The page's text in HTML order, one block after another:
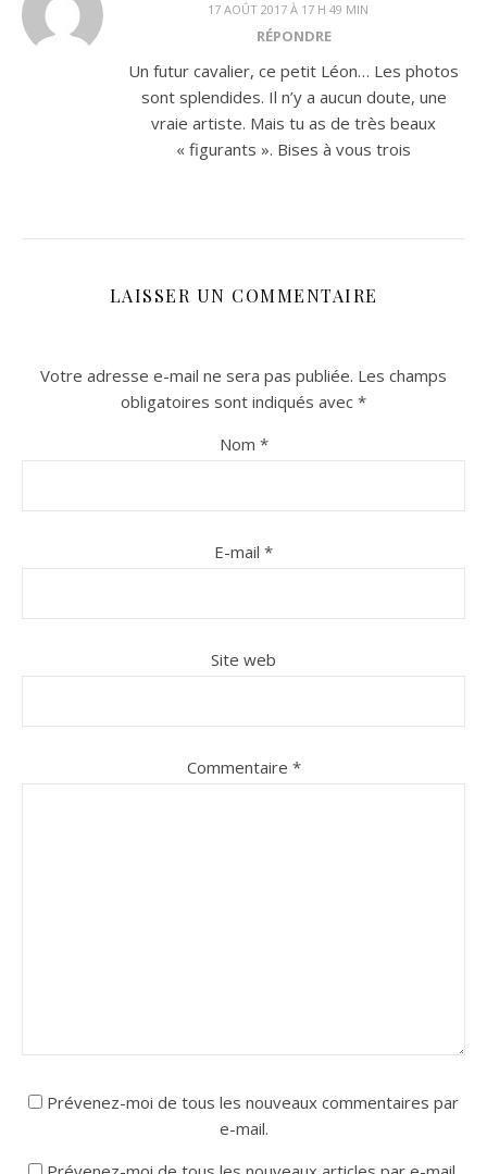
17 AOÛT 2017 À 17 H 49 MIN
RÉPONDRE
Un futur cavalier, ce petit Léon… Les photos
sont splendides. Il n’y a aucun doute, une
vraie artiste. Mais tu as de très beaux
« figurants ». Bises à vous trois
LAISSER UN COMMENTAIRE
Votre adresse e-mail ne sera pas publiée. Les champs
obligatoires sont indiqués avec *
Nom *
E-mail *
Site web
Commentaire *
Prévenez-moi de tous les nouveaux commentaires par
e-mail.